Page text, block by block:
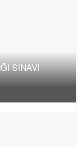
SINAVI